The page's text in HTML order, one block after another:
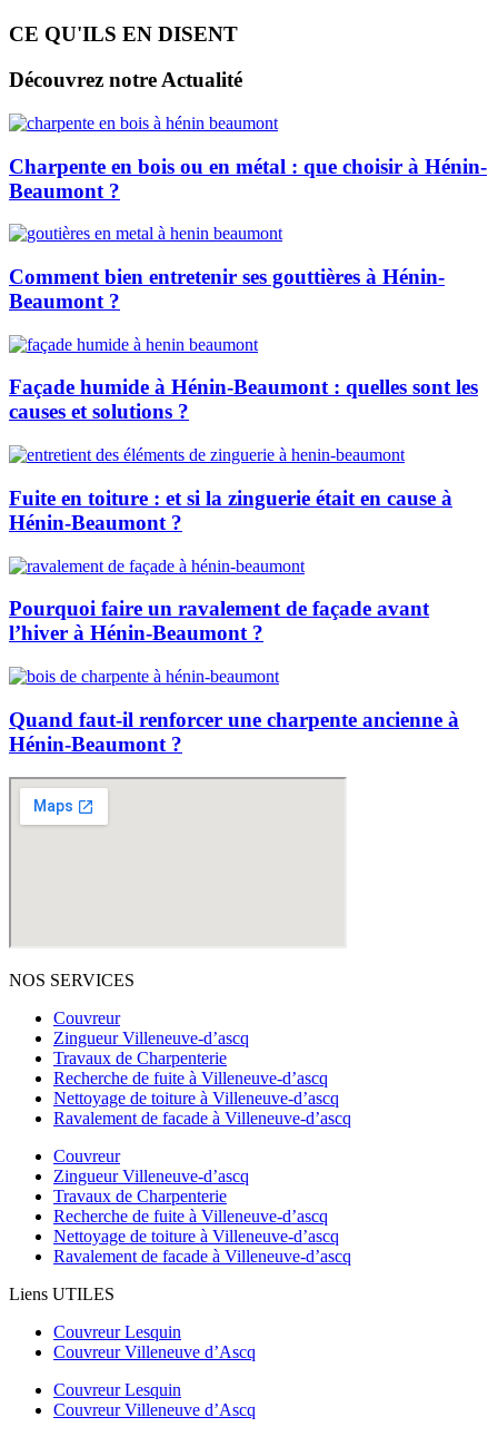
CE QU'ILS EN DISENT
Découvrez notre Actualité
Charpente en bois ou en métal : que choisir à Hénin-
Beaumont ?
Comment bien entretenir ses gouttières à Hénin-
Beaumont ?
Façade humide à Hénin-Beaumont : quelles sont les
causes et solutions ?
Fuite en toiture : et si la zinguerie était en cause à
Hénin-Beaumont ?
Pourquoi faire un ravalement de façade avant
l’hiver à Hénin-Beaumont ?
Quand faut-il renforcer une charpente ancienne à
Hénin-Beaumont ?
NOS SERVICES
Couvreur
Zingueur Villeneuve-d’ascq
Travaux de Charpenterie
Recherche de fuite à Villeneuve-d’ascq
Nettoyage de toiture à Villeneuve-d’ascq
Ravalement de facade à Villeneuve-d’ascq
Couvreur
Zingueur Villeneuve-d’ascq
Travaux de Charpenterie
Recherche de fuite à Villeneuve-d’ascq
Nettoyage de toiture à Villeneuve-d’ascq
Ravalement de facade à Villeneuve-d’ascq
Liens UTILES
Couvreur Lesquin
Couvreur Villeneuve d’Ascq
Couvreur Lesquin
Couvreur Villeneuve d’Ascq